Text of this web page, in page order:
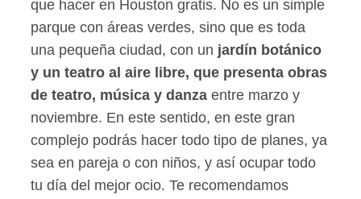
que hacer en Houston gratis. No es un simple
parque con áreas verdes, sino que es toda
una pequeña ciudad, con un jardín botánico
y un teatro al aire libre, que presenta obras
de teatro, música y danza entre marzo y
noviembre. En este sentido, en este gran
complejo podrás hacer todo tipo de planes, ya
sea en pareja o con niños, y así ocupar todo
tu día del mejor ocio. Te recomendamos